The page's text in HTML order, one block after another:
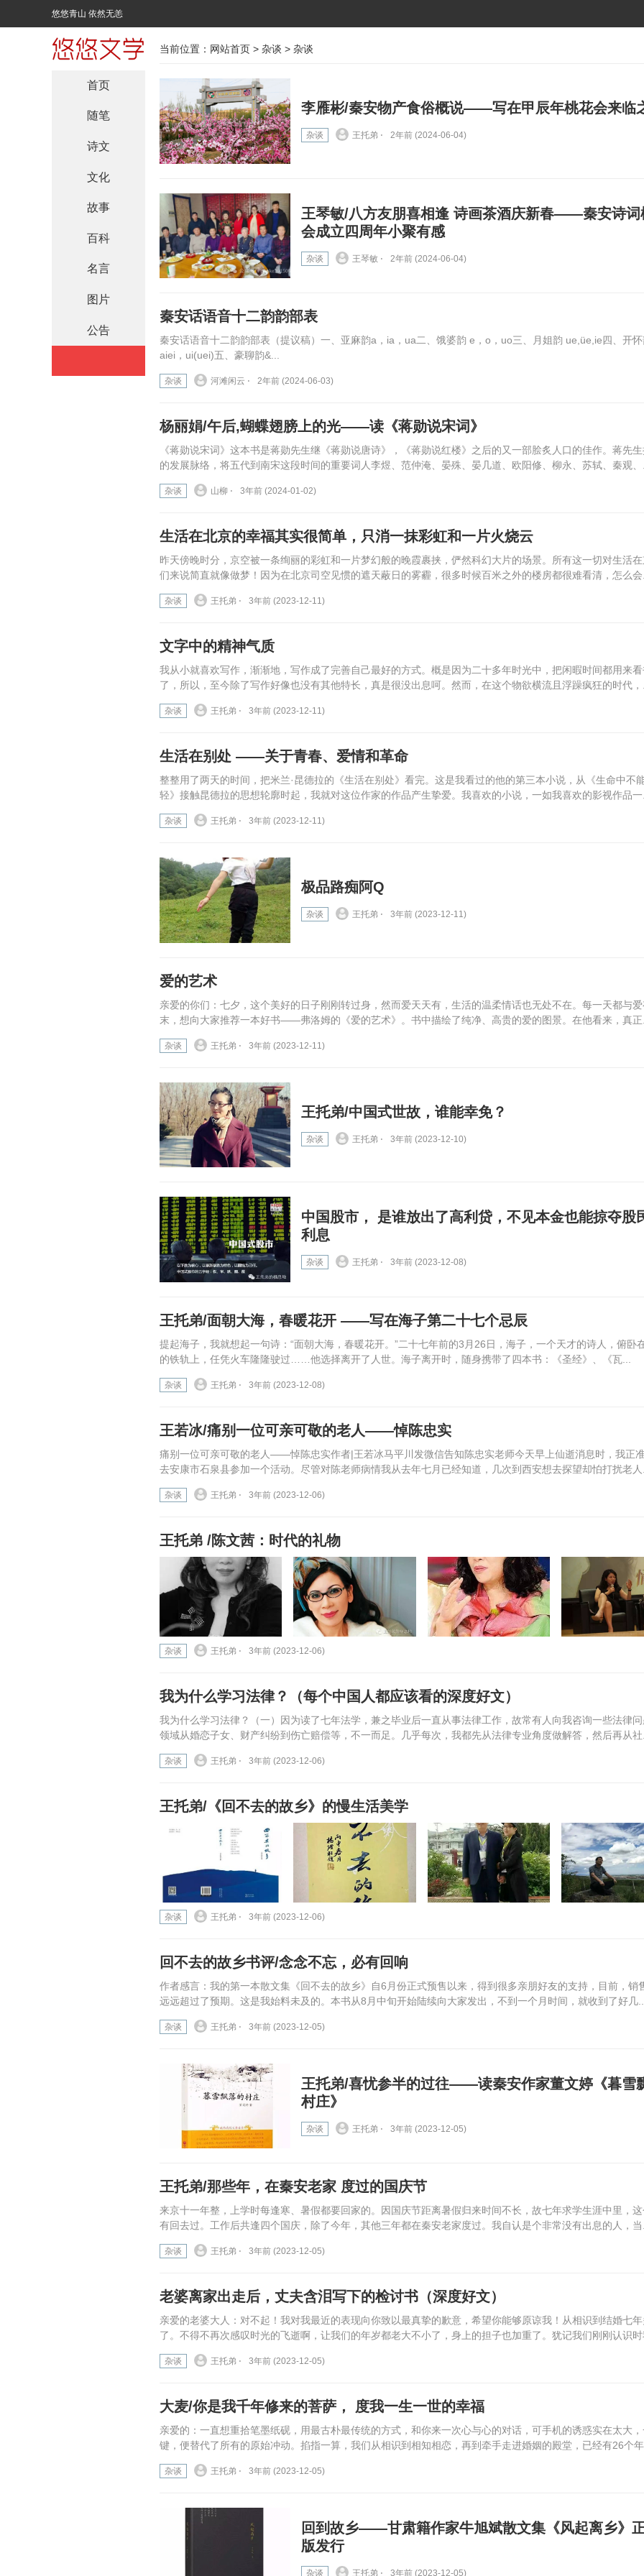
悠悠青山 依然无恙
当前位置： 网站首页 > 杂谈 > 杂谈
李雁彬/秦安物产食俗概说——写在甲辰年桃花会来临
杂谈 王托弟 ⋅ 2年前 (2024-06-04)
王琴敏/八方友朋喜相逢 诗画茶酒庆新春——秦安诗词
会成立四周年小聚有感
杂谈 王琴敏 ⋅ 2年前 (2024-06-04)
秦安话语音十二韵韵部表
秦安话语音十二韵韵部表（提议稿）一、亚麻韵a，ia，ua二、饿婆韵 e，o，uo三、月姐韵 ue,üe,ie四、开
aiei，ui(uei)五、豪聊韵&...
杂谈 河滩闲云 ⋅ 2年前 (2024-06-03)
杨丽娟/午后,蝴蝶翅膀上的光——读《蒋勋说宋词》
《蒋勋说宋词》这本书是蒋勋先生继《蒋勋说唐诗》，《蒋勋说红楼》之后的又一部脍炙人口的佳作。蒋先
的发展脉络，将五代到南宋这段时间的重要词人李煜、范仲淹、晏殊、晏几道、欧阳修、柳永、苏轼、秦观
杂谈 山柳 ⋅ 3年前 (2024-01-02)
生活在北京的幸福其实很简单，只消一抹彩虹和一片火烧云
昨天傍晚时分，京空被一条绚丽的彩虹和一片梦幻般的晚霞裹挟，俨然科幻大片的场景。所有这一切对生活
们来说简直就像做梦！因为在北京司空见惯的遮天蔽日的雾霾，很多时候百米之外的楼房都很难看清，怎么
杂谈 王托弟 ⋅ 3年前 (2023-12-11)
文字中的精神气质
我从小就喜欢写作，渐渐地，写作成了完善自己最好的方式。概是因为二十多年时光中，把闲暇时间都用来
了，所以，至今除了写作好像也没有其他特长，真是很没出息呵。然而，在这个物欲横流且浮躁疯狂的时代
杂谈 王托弟 ⋅ 3年前 (2023-12-11)
生活在别处 ——关于青春、爱情和革命
整整用了两天的时间，把米兰·昆德拉的《生活在别处》看完。这是我看过的他的第三本小说，从《生命中不
轻》接触昆德拉的思想轮廓时起，我就对这位作家的作品产生挚爱。我喜欢的小说，一如我喜欢的影视作品
杂谈 王托弟 ⋅ 3年前 (2023-12-11)
极品路痴阿Q
杂谈 王托弟 ⋅ 3年前 (2023-12-11)
爱的艺术
亲爱的你们：七夕，这个美好的日子刚刚转过身，然而爱天天有，生活的温柔情话也无处不在。每一天都与
末，想向大家推荐一本好书——弗洛姆的《爱的艺术》。书中描绘了纯净、高贵的爱的图景。在他看来，真
杂谈 王托弟 ⋅ 3年前 (2023-12-11)
王托弟/中国式世故，谁能幸免？
杂谈 王托弟 ⋅ 3年前 (2023-12-10)
中国股市， 是谁放出了高利贷，不见本金也能掠夺股
利息
杂谈 王托弟 ⋅ 3年前 (2023-12-08)
王托弟/面朝大海，春暖花开 ——写在海子第二十七个忌辰
提起海子，我就想起一句诗：“面朝大海，春暖花开。”二十七年前的3月26日，海子，一个天才的诗人，俯卧
的铁轨上，任凭火车隆隆驶过……他选择离开了人世。海子离开时，随身携带了四本书：《圣经》、《瓦...
杂谈 王托弟 ⋅ 3年前 (2023-12-08)
王若冰/痛别一位可亲可敬的老人——悼陈忠实
痛别一位可亲可敬的老人——悼陈忠实作者|王若冰马平川发微信告知陈忠实老师今天早上仙逝消息时，我正
去安康市石泉县参加一个活动。尽管对陈老师病情我从去年七月已经知道，几次到西安想去探望却怕打扰老
杂谈 王托弟 ⋅ 3年前 (2023-12-06)
王托弟 /陈文茜：时代的礼物
杂谈 王托弟 ⋅ 3年前 (2023-12-06)
我为什么学习法律？（每个中国人都应该看的深度好文）
我为什么学习法律？（一）因为读了七年法学，兼之毕业后一直从事法律工作，故常有人向我咨询一些法律
领域从婚恋子女、财产纠纷到伤亡赔偿等，不一而足。几乎每次，我都先从法律专业角度做解答，然后再从
杂谈 王托弟 ⋅ 3年前 (2023-12-06)
王托弟/《回不去的故乡》的慢生活美学
杂谈 王托弟 ⋅ 3年前 (2023-12-06)
回不去的故乡书评/念念不忘，必有回响
作者感言：我的第一本散文集《回不去的故乡》自6月份正式预售以来，得到很多亲朋好友的支持，目前，销
远远超过了预期。这是我始料未及的。本书从8月中旬开始陆续向大家发出，不到一个月时间，就收到了好几
杂谈 王托弟 ⋅ 3年前 (2023-12-05)
王托弟/喜忧参半的过往——读秦安作家董文婷《暮雪
村庄》
杂谈 王托弟 ⋅ 3年前 (2023-12-05)
王托弟/那些年，在秦安老家 度过的国庆节
来京十一年整，上学时每逢寒、暑假都要回家的。因国庆节距离暑假归来时间不长，故七年求学生涯中里，
有回去过。工作后共逢四个国庆，除了今年，其他三年都在秦安老家度过。我自认是个非常没有出息的人，
杂谈 王托弟 ⋅ 3年前 (2023-12-05)
老婆离家出走后，丈夫含泪写下的检讨书（深度好文）
亲爱的老婆大人：对不起！我对我最近的表现向你致以最真挚的歉意，希望你能够原谅我！从相识到结婚七
了。不得不再次感叹时光的飞逝啊，让我们的年岁都老大不小了，身上的担子也加重了。犹记我们刚刚认识
杂谈 王托弟 ⋅ 3年前 (2023-12-05)
大麦/你是我千年修来的菩萨， 度我一生一世的幸福
亲爱的：一直想重拾笔墨纸砚，用最古朴最传统的方式，和你来一次心与心的对话，可手机的诱惑实在太大
键，便替代了所有的原始冲动。掐指一算，我们从相识到相知相恋，再到牵手走进婚姻的殿堂，已经有26个
杂谈 王托弟 ⋅ 3年前 (2023-12-05)
回到故乡——甘肃籍作家牛旭斌散文集《风起离乡》
版发行
杂谈 王托弟 ⋅ 3年前 (2023-12-05)
首页
随笔
诗文
文化
故事
百科
名言
图片
公告